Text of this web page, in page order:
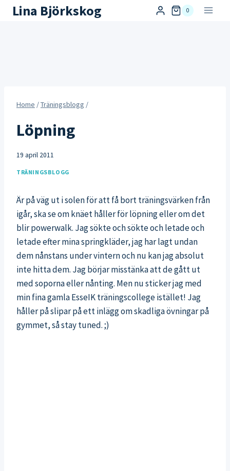
SkipLina Björkskog 0
Home /Träningsblogg /
Löpning
19 april 2011
TRÄNINGSBLOGG
Är på väg ut i solen för att få bort träningsvärken från
igår, ska se om knäet håller för löpning eller om det
blir powerwalk. Jag sökte och sökte och letade och
letade efter mina springkläder, jag har lagt undan
dem nånstans under vintern och nu kan jag absolut
inte hitta dem. Jag börjar misstänka att de gått ut
med soporna eller nånting. Men nu sticker jag med
min fina gamla EsseIK träningscollege istället! Jag
håller på slipar på ett inlägg om skadliga övningar på
gymmet, så stay tuned. ;)